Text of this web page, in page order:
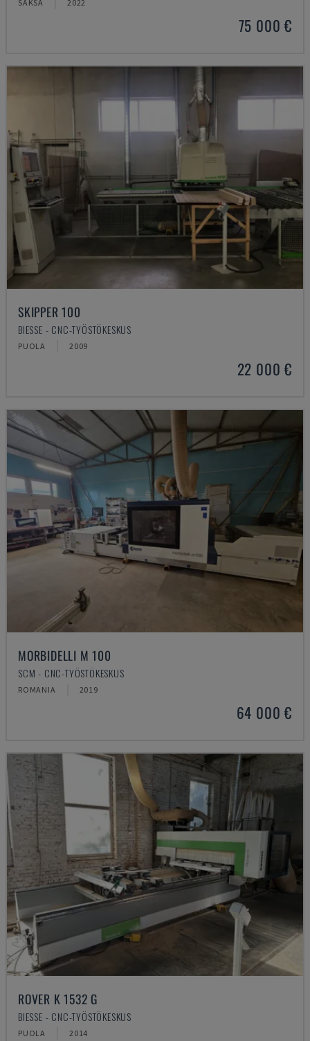
SAKSA 2022
75 000 €
SKIPPER 100
BIESSE - CNC-TYÖSTÖKESKUS
PUOLA 2009
22 000 €
MORBIDELLI M 100
SCM - CNC-TYÖSTÖKESKUS
ROMANIA 2019
64 000 €
ROVER K 1532 G
BIESSE - CNC-TYÖSTÖKESKUS
PUOLA 2014